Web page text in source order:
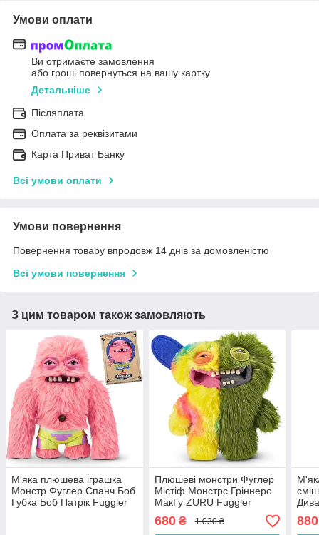
Умови оплати
Ви отримаєте замовлення
або гроші повернуться на вашу картку
Детальніше
Післяплата
Оплата за реквізитами
Карта Приват Банку
Всі умови оплати
Умови повернення
Повернення товару впродовж 14 днів за домовленістю
Всі умови повернення
З цим товаром також замовляють
М'яка плюшева іграшка
Монстр Фуглер Спанч Боб
Губка Боб Патрік Fuggler
Плюшеві монстри Фуглер
Містіф Монстрс Гріннеро
МакГу ZURU Fuggler
Green15726K
680₴ 1 030 ₴ 880